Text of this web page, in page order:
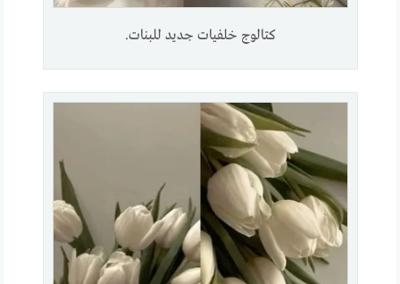
كتالوج خلفيات جديد للبنات.